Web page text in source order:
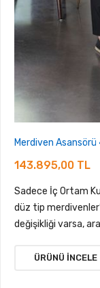
Merdiven Asansörü
143.895,00 TL
Sadece İç Ortam
düz tip
değişikliği varsa,
ÜRÜNÜ İNCELE